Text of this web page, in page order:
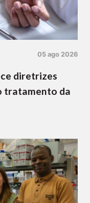
05 ago 2026
diretrizes
tratamento da